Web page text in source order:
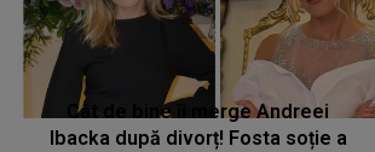
Cât de bine îi merge Andreei
Ibacka după divorț! Fosta soție a